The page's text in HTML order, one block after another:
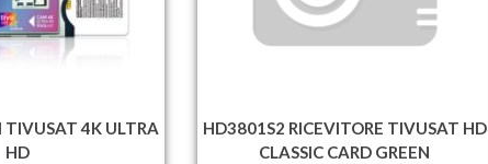
4K ULTRA
HD
HD3801S2 RICEVITORE TIVUSAT HD
CLASSIC CARD GREEN